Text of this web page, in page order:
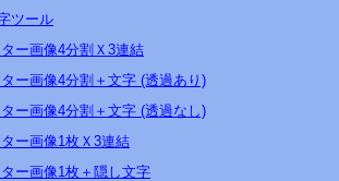
ツール
ー画像4分割Ｘ3連結
ー画像4分割＋文字 (透過あり)
ー画像4分割＋文字 (透過なし)
ー画像1枚Ｘ3連結
ー画像1枚＋隠し文字